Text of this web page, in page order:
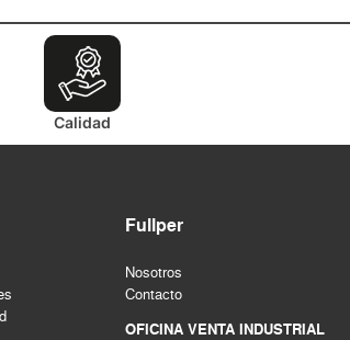
Calidad
Fullper
Nosotros
Contacto
OFICINA VENTA INDUSTRIAL